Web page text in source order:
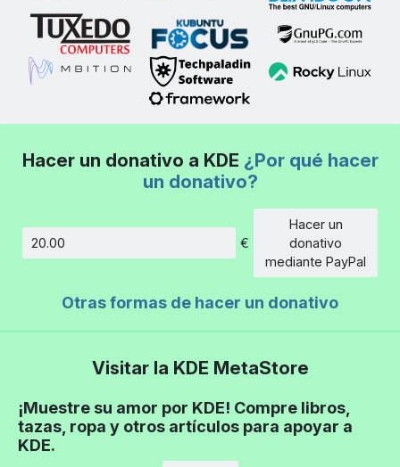
Hacer un donativo a KDE ¿Por qué hacer
un donativo?
Cantidad
€
Hacer un
donativo
mediante PayPal
Otras formas de hacer un donativo
Visitar la KDE MetaStore
¡Muestre su amor por KDE! Compre libros,
tazas, ropa y otros artículos para apoyar a
KDE.